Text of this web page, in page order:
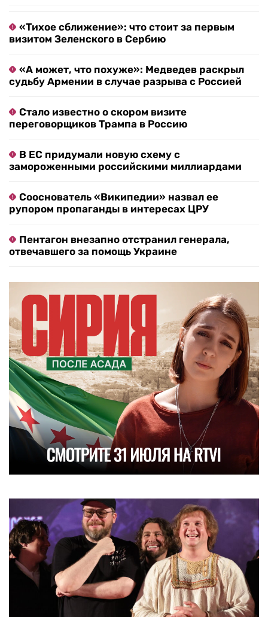
«Тихое сближение»: что стоит за первым
визитом Зеленского в Сербию
«А может, что похуже»: Медведев раскрыл
судьбу Армении в случае разрыва с Россией
Стало известно о скором визите
переговорщиков Трампа в Россию
В ЕС придумали новую схему с
замороженными российскими миллиардами
Сооснователь «Википедии» назвал ее
рупором пропаганды в интересах ЦРУ
Пентагон внезапно отстранил генерала,
отвечавшего за помощь Украине